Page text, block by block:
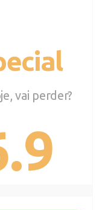
vai perder?